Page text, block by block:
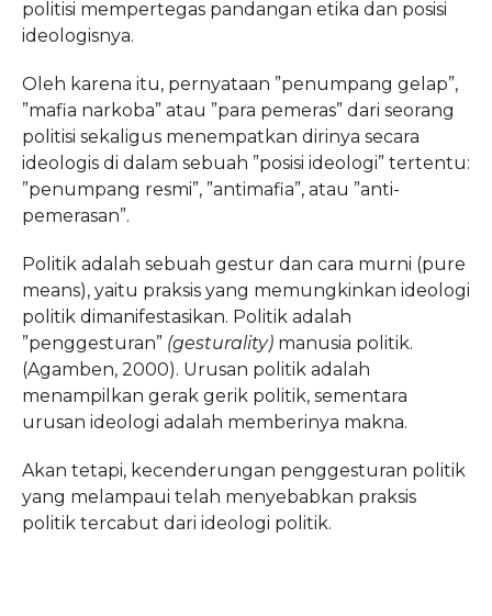
politisi mempertegas pandangan etika dan posisi
ideologisnya.
Oleh karena itu, pernyataan ”penumpang gelap”,
”mafia narkoba” atau ”para pemeras” dari seorang
politisi sekaligus menempatkan dirinya secara
ideologis di dalam sebuah ”posisi ideologi” tertentu:
”penumpang resmi”, ”antimafia”, atau ”anti-
pemerasan”.
Politik adalah sebuah gestur dan cara murni (pure
means), yaitu praksis yang memungkinkan ideologi
politik dimanifestasikan. Politik adalah
”penggesturan” (gesturality)manusia politik.
(Agamben, 2000). Urusan politik adalah
menampilkan gerak gerik politik, sementara
urusan ideologi adalah memberinya makna.
Akan tetapi, kecenderungan penggesturan politik
yang melampaui telah menyebabkan praksis
politik tercabut dari ideologi politik.